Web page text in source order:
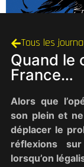
Tous les
Quand le
France…
Alors que
son plein et
déplacer le
réflexions
lorsqu’on